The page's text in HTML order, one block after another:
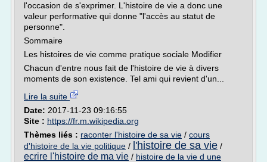
l'occasion de s'exprimer. L'histoire de vie a donc une
valeur performative qui donne "l'accès au statut de
personne".
Sommaire
Les histoires de vie comme pratique sociale Modifier
Chacun d'entre nous fait de l'histoire de vie à divers
moments de son existence. Tel ami qui revient d'un...
Lire la suite
Date: 2017-11-23 09:16:55
Site : https://fr.m.wikipedia.org
Thèmes liés : raconter l'histoire de sa vie / cours
d'histoire de la vie politique / l'histoire de sa vie /
ecrire l'histoire de ma vie / histoire de la vie d une